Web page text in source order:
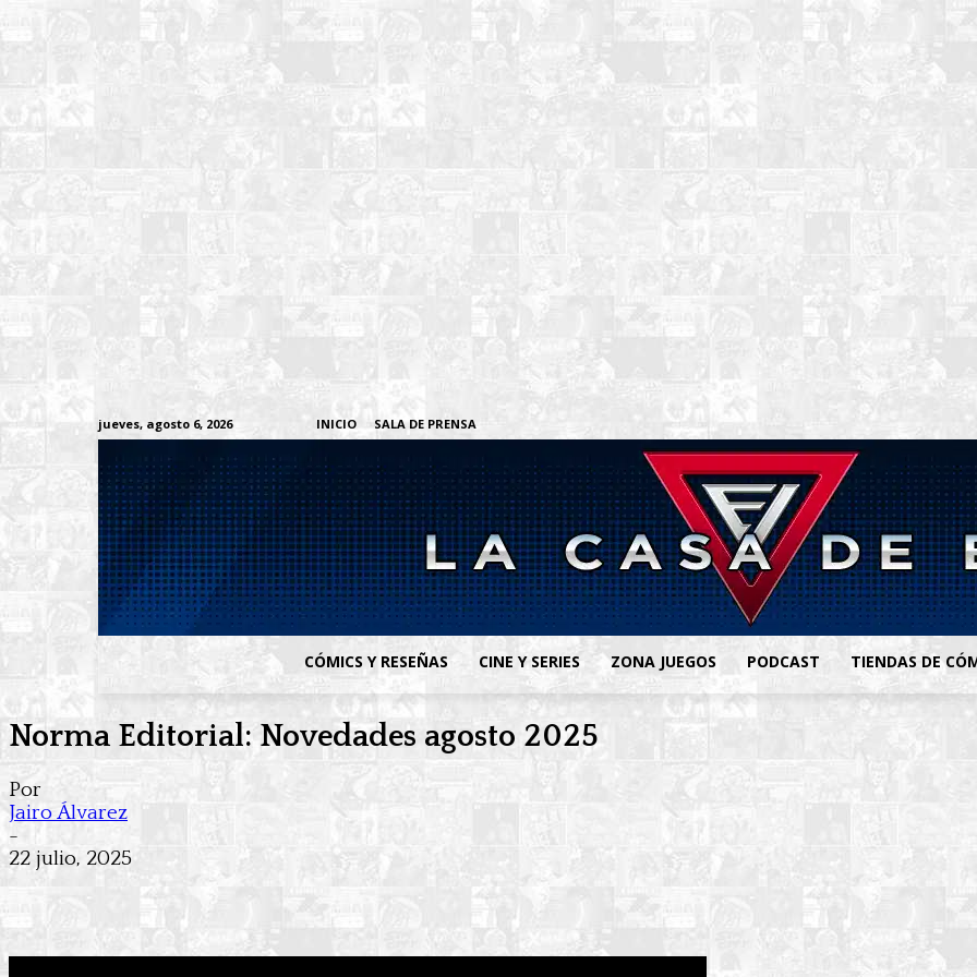
jueves, agosto 6, 2026 INICIO SALA DE PRENSA
CÓMICS Y RESEÑAS CINE Y SERIES ZONA JUEGOS PODCAST TIENDAS DE
Norma Editorial: Novedades agosto 2025
Por
Jairo Álvarez
-
22 julio, 2025